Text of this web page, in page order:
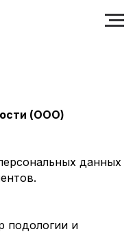
(ООО)
данных
подологии и